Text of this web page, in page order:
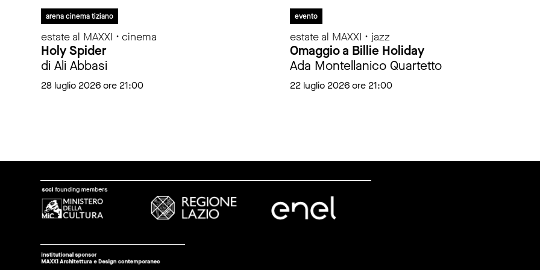
arena cinema tiziano
estate al MAXXI • cinema
Holy Spider
di Ali Abbasi
28 luglio 2026 ore 21:00
evento
estate al MAXXI • jazz
Omaggio a Billie Holiday
Ada Montellanico Quartetto
22 luglio 2026 ore 21:00